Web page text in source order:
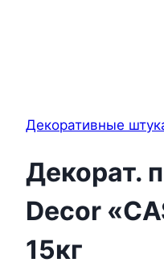
Декоративные
Декорат.
Decor
15кг